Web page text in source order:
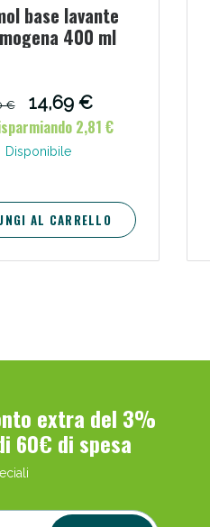
base lavante
400 ml
€
14,69 €
2,81 €
Disponibile
AL CARRELLO
extra del 3%
60€ di spesa